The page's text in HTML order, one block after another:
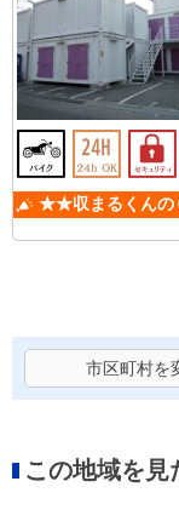
★★収まるくんの
市区町村を
この地域を見